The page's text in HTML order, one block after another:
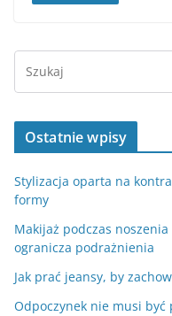
Ostatnie wpisy
Stylizacja oparta na
formy
Makijaż podczas
ogranicza podrażnienia
Jak prać jeansy, by
Odpoczynek nie musi być